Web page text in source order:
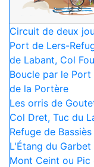
Circuit de deux
Port de Lers-
de Labant, Col
Boucle par le Port
de la Portère
Les orris de
Col Dret, Tuc du
Refuge de
L'Étang du
Mont Ceint ou Pic